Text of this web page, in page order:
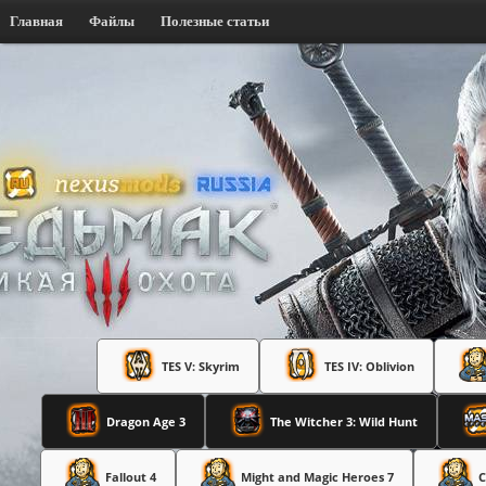
Главная Файлы Полезные статьи
TES V: Skyrim TES IV: Oblivion
Dragon Age 3 The Witcher 3: Wild Hunt
Fallout 4 Might and Magic Heroes 7